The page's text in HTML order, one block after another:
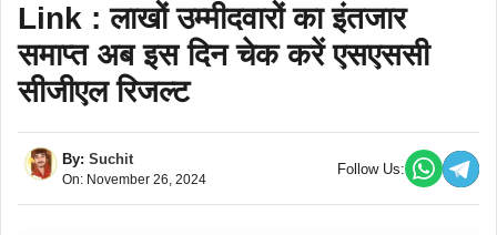
Link : लाखों उम्मीदवारों का इंतजार
समाप्त अब इस दिन चेक करें एसएससी
सीजीएल रिजल्ट
By: Suchit
On: November 26, 2024
Follow Us: